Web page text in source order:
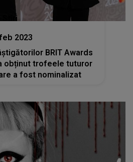
Stiri
2023
BRIT Awards
obținut trofeele tuturor
a fost nominalizat